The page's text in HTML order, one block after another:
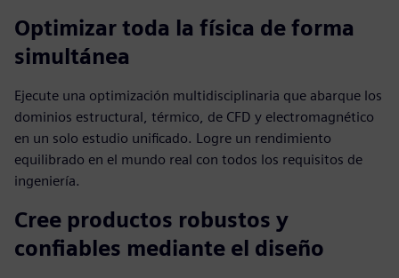
Optimizar toda la física de forma
simultánea
Ejecute una optimización multidisciplinaria que abarque los
dominios estructural, térmico, de CFD y electromagnético
en un solo estudio unificado. Logre un rendimiento
equilibrado en el mundo real con todos los requisitos de
ingeniería.
Cree productos robustos y
confiables mediante el diseño